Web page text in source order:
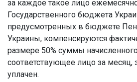
за каждое такое лицо
Государственного бюджета
предусмотренных в бюджете
Украины, компенсируются
размере 50% суммы
соответствующее лицо за месяц,
уплачен.